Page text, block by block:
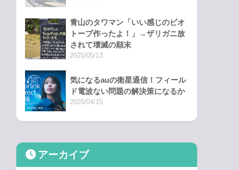
青山のタワマン「いい感じのビオ
トープ作ったよ！」→ザリガニ放
されて壊滅の顛末
2025/05/13
気になるauの衛星通信！フィール
ド電波ない問題の解決策になるか
2025/04/15
アーカイブ